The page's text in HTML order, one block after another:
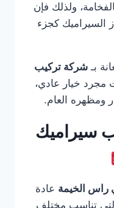
ولذلك فإن
السيراميك كجزء
بـ شركة تركيب
مجرد خيار عادي،
ومظهره العام.
سيراميك
راس الخيمة عادة
تناسب مختلف